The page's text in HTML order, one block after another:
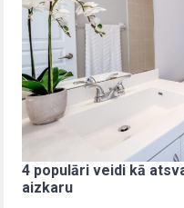
4 populāri veidi kā
aizkaru